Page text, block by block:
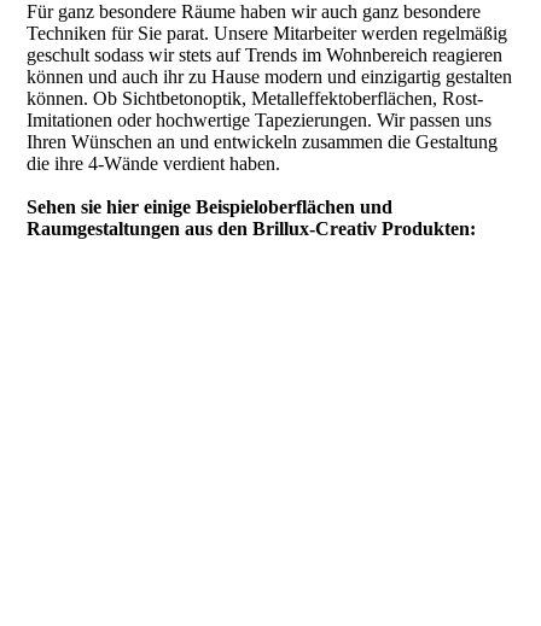
Für ganz besondere Räume haben wir auch ganz besondere
Techniken für Sie parat. Unsere Mitarbeiter werden regelmäßig
geschult sodass wir stets auf Trends im Wohnbereich reagieren
können und auch ihr zu Hause modern und einzigartig gestalten
können. Ob Sichtbetonoptik, Metalleffektoberflächen, Rost-
Imitationen oder hochwertige Tapezierungen. Wir passen uns
Ihren Wünschen an und entwickeln zusammen die Gestaltung
die ihre 4-Wände verdient haben.
Sehen sie hier einige Beispieloberflächen und
Raumgestaltungen aus den Brillux-Creativ Produkten: